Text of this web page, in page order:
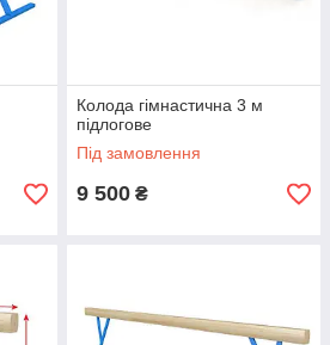
Колода гімнастична 3 м
підлогове
Під замовлення
9 500 ₴